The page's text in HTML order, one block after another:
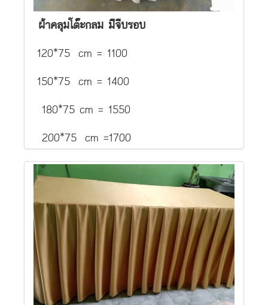
ผ้าคลุมโต๊ะกลม มีจีบรอบ
120*75 cm = 1100
150*75 cm = 1400
180*75 cm = 1550
200*75 cm =1700